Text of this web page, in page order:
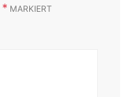
* MARKIERT